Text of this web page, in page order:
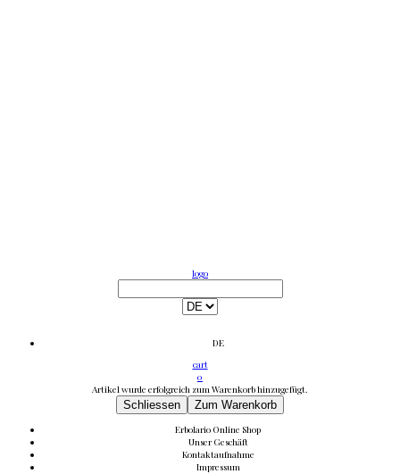
logo
DE
cart
0
Artikel wurde erfolgreich zum Warenkorb hinzugefügt.
Schliessen Zum Warenkorb
Erbolario Online Shop
Unser Geschäft
Kontaktaufnahme
Impressum